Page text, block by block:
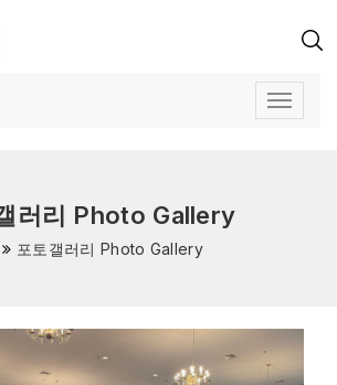
러리 Photo Gallery
포토갤러리 Photo Gallery